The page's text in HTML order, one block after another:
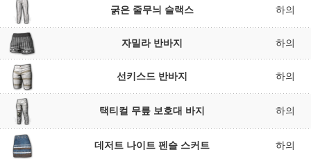
굵은 줄무늬 슬랙스 하의
자밀라 반바지 하의
선키스드 반바지 하의
택티컬 무릎 보호대 바지 하의
데저트 나이트 펜슬 스커트 하의